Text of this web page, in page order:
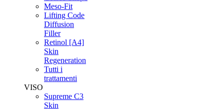
Meso-Fit
Lifting Code
Diffusion
Filler
Retinol [A4]
Skin
Regeneration
Tutti i
trattamenti
VISO
Supreme C3
Skin